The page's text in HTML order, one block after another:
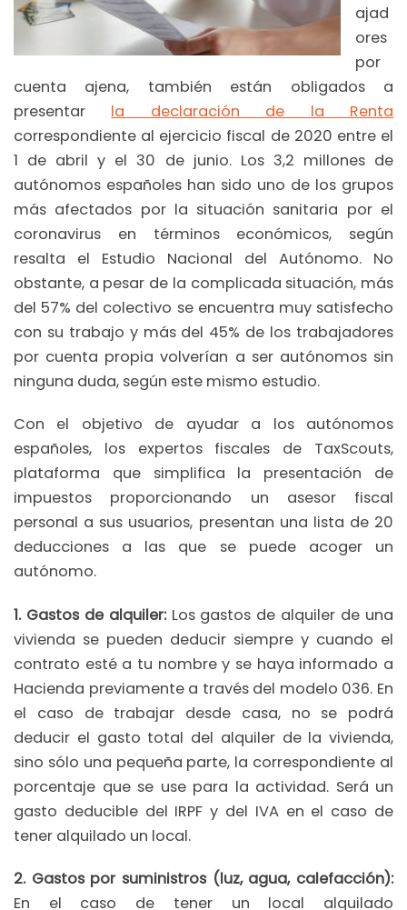
ajad
ores
por
cuenta ajena, también están obligados a
presentar la declaración de la Renta
correspondiente al ejercicio fiscal de 2020 entre el
1 de abril y el 30 de junio. Los 3,2 millones de
autónomos españoles han sido uno de los grupos
más afectados por la situación sanitaria por el
coronavirus en términos económicos, según
resalta el Estudio Nacional del Autónomo. No
obstante, a pesar de la complicada situación, más
del 57% del colectivo se encuentra muy satisfecho
con su trabajo y más del 45% de los trabajadores
por cuenta propia volverían a ser autónomos sin
ninguna duda, según este mismo estudio.
Con el objetivo de ayudar a los autónomos
españoles, los expertos fiscales de TaxScouts,
plataforma que simplifica la presentación de
impuestos proporcionando un asesor fiscal
personal a sus usuarios, presentan una lista de 20
deducciones a las que se puede acoger un
autónomo.
1. Gastos de alquiler:Los gastos de alquiler de una
vivienda se pueden deducir siempre y cuando el
contrato esté a tu nombre y se haya informado a
Hacienda previamente a través del modelo 036. En
el caso de trabajar desde casa, no se podrá
deducir el gasto total del alquiler de la vivienda,
sino sólo una pequeña parte, la correspondiente al
porcentaje que se use para la actividad. Será un
gasto deducible del IRPF y del IVA en el caso de
tener alquilado un local.
2. Gastos por suministros (luz, agua, calefacción):
En el caso de tener un local alquilado